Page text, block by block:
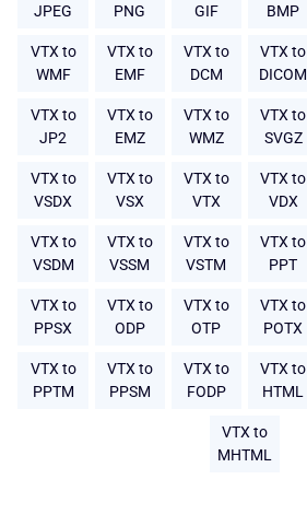
JPEG
PNG
GIF
BMP
VTX to
WMF
VTX to
EMF
VTX to
DCM
VTX to
DICOM
VTX to
JP2
VTX to
EMZ
VTX to
WMZ
VTX to
SVGZ
VTX to
VSDX
VTX to
VSX
VTX to
VTX
VTX to
VDX
VTX to
VSDM
VTX to
VSSM
VTX to
VSTM
VTX to
PPT
VTX to
PPSX
VTX to
ODP
VTX to
OTP
VTX to
POTX
VTX to
PPTM
VTX to
PPSM
VTX to
FODP
VTX to
HTML
VTX to
MHTML